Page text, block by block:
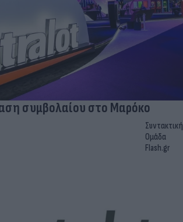
συμβολαίου στο Μαρόκο
Συντακτική
Ομάδα
Flash.gr